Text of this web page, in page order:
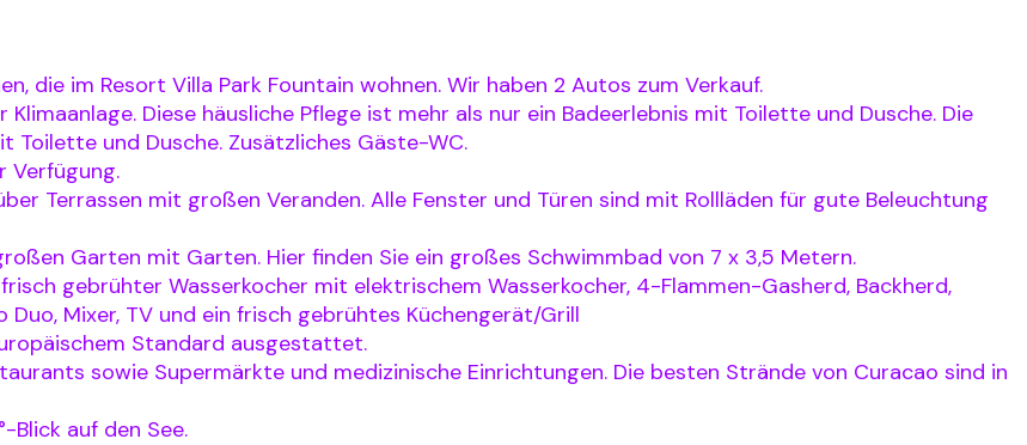
die im Resort Villa Park Fountain wohnen. Wir haben 2 Autos zum Verkauf.
Diese häusliche Pflege ist mehr als nur ein Badeerlebnis mit Toilette und Dusche. Die
Toilette und Dusche. Zusätzliches Gäste-WC.
Verfügung.
Terrassen mit großen Veranden. Alle Fenster und Türen sind mit Rollläden für gute Beleuchtung
Garten mit Garten. Hier finden Sie ein großes Schwimmbad von 7 x 3,5 Metern.
gebrühter Wasserkocher mit elektrischem Wasserkocher, 4-Flammen-Gasherd, Backherd,
Duo, Mixer, TV und ein frisch gebrühtes Küchengerät/Grill
Standard ausgestattet.
sowie Supermärkte und medizinische Einrichtungen. Die besten Strände von Curacao sind in
Blick auf den See.